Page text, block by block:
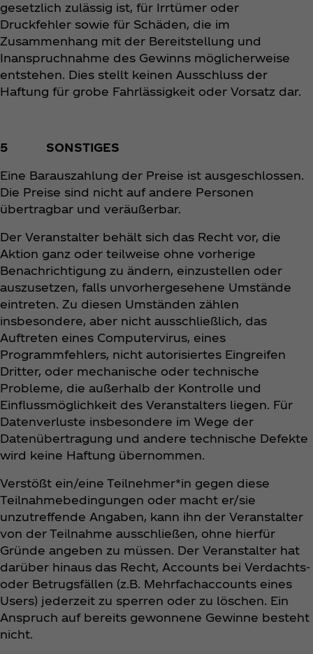
gesetzlich zulässig ist, für Irrtümer oder
Druckfehler sowie für Schäden, die im
Zusammenhang mit der Bereitstellung und
Inanspruchnahme des Gewinns möglicherweise
entstehen. Dies stellt keinen Ausschluss der
Haftung für grobe Fahrlässigkeit oder Vorsatz dar.
5 SONSTIGES
Eine Barauszahlung der Preise ist ausgeschlossen.
Die Preise sind nicht auf andere Personen
übertragbar und veräußerbar.
Der Veranstalter behält sich das Recht vor, die
Aktion ganz oder teilweise ohne vorherige
Benachrichtigung zu ändern, einzustellen oder
auszusetzen, falls unvorhergesehene Umstände
eintreten. Zu diesen Umständen zählen
insbesondere, aber nicht ausschließlich, das
Auftreten eines Computervirus, eines
Programmfehlers, nicht autorisiertes Eingreifen
Dritter, oder mechanische oder technische
Probleme, die außerhalb der Kontrolle und
Einflussmöglichkeit des Veranstalters liegen. Für
Datenverluste insbesondere im Wege der
Datenübertragung und andere technische Defekte
wird keine Haftung übernommen.
Verstößt ein/eine Teilnehmer*in gegen diese
Teilnahmebedingungen oder macht er/sie
unzutreffende Angaben, kann ihn der Veranstalter
von der Teilnahme ausschließen, ohne hierfür
Gründe angeben zu müssen. Der Veranstalter hat
darüber hinaus das Recht, Accounts bei Verdachts-
oder Betrugsfällen (z.B. Mehrfachaccounts eines
Users) jederzeit zu sperren oder zu löschen. Ein
Anspruch auf bereits gewonnene Gewinne besteht
nicht.